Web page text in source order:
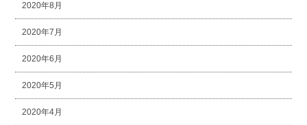
2020年8月
2020年7月
2020年6月
2020年5月
2020年4月